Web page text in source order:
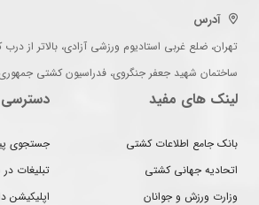
آدرس
تهران، ضلع غربی استادیوم ورزشی آزادی، بالاتر از
ساختمان شهید جعفر جنگروی، فدراسیون کشتی
لینک های مفید
بانک جامع اطلاعات کشتی
اتحادیه جهانی کشتی
وزارت ورزش و جوانان
جستجوی
تبلیغات
اپلیکیشن